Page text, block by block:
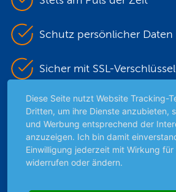
Schutz persönlicher Daten
Sicher mit SSL-
Highlights
Archiv
Börsenbericht
Diese Seite nutzt Website Tracking-
Dritten, um ihre Dienste anzubieten,
und Werbung entsprechend der
anzuzeigen. Ich bin damit
Einwilligung jederzeit mit Wirkung
widerrufen oder ändern.